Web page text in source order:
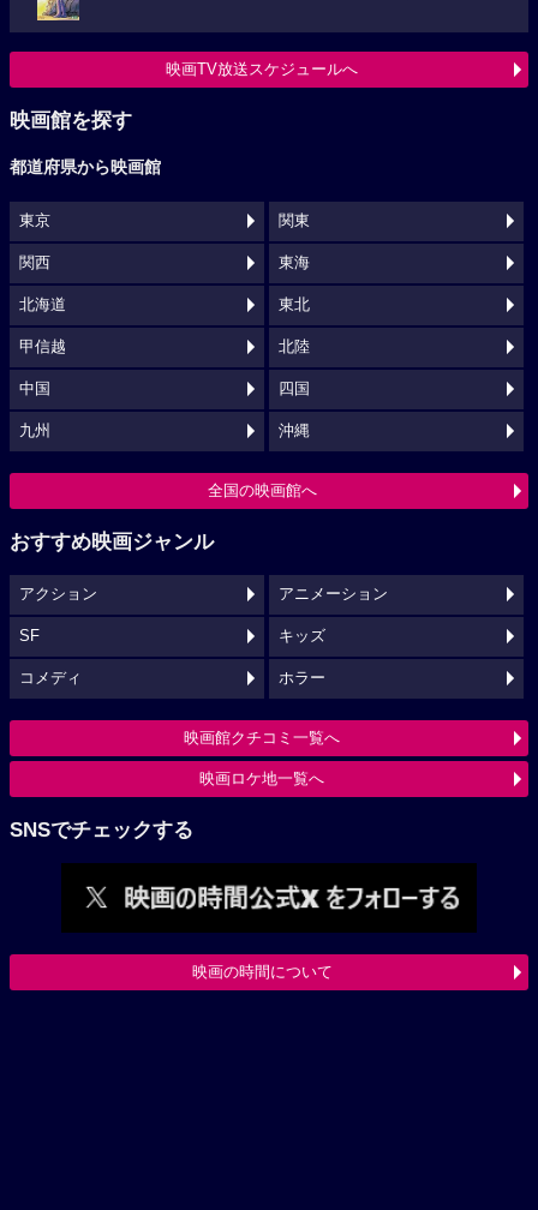
映画TV放送スケジュールへ
映画館を探す
都道府県から映画館
東京 関東
関西 東海
北海道 東北
甲信越 北陸
中国 四国
九州 沖縄
全国の映画館へ
おすすめ映画ジャンル
アクション アニメーション
SF キッズ
コメディ ホラー
映画館クチコミ一覧へ
映画ロケ地一覧へ
SNSでチェックする
映画の時間について